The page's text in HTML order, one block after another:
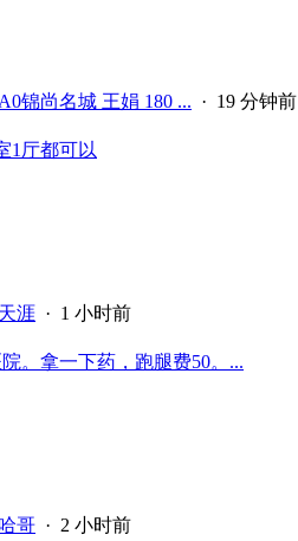
A0锦尚名城 王娟 180 ... · 19 分钟前
1厅都可以
天涯 · 1 小时前
。拿一下药，跑腿费50。...
哥 · 2 小时前